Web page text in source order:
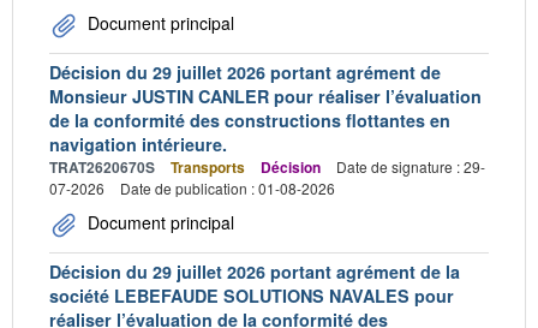
Document principal
Décision du 29 juillet 2026 portant agrément de
Monsieur JUSTIN CANLER pour réaliser l’évaluation
de la conformité des constructions flottantes en
navigation intérieure.
TRAT2620670S Transports Décision
Date de signature : 29-
07-2026
Date de publication : 01-08-2026
Document principal
Décision du 29 juillet 2026 portant agrément de la
société LEBEFAUDE SOLUTIONS NAVALES pour
réaliser l’évaluation de la conformité des